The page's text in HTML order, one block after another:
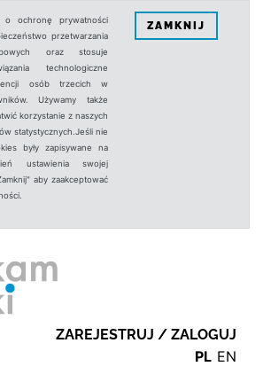
o ochronę prywatności
przetwarzania
oraz stosuje
technologiczne
osób trzecich w
Używamy także
korzystanie z naszych
statystycznych.Jeśli nie
były zapisywane na
ustawienia swojej
aby zaakceptować
ZAMKNIJ
ZAREJESTRUJ / ZALOGUJ
PL EN